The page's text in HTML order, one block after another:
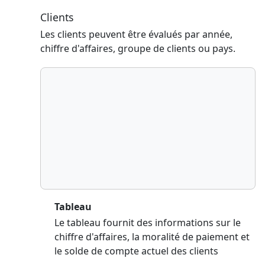
Clients
Les clients peuvent être évalués par année,
chiffre d'affaires, groupe de clients ou pays.
Tableau
Le tableau fournit des informations sur le
chiffre d'affaires, la moralité de paiement et
le solde de compte actuel des clients